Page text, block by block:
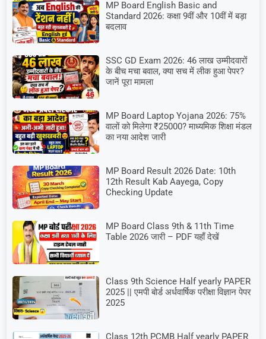
MP Board English Basic and
Standard 2026: कक्षा 9वीं और 10वीं में बड़ा
बदलाव
SSC GD Exam 2026: 46 लाख उम्मीदवारों
के बीच मचा बवाल, क्या सच में लीक हुआ पेपर?
जानें पूरा मामला
MP Board Laptop Yojana 2026: 75%
वालों को मिलेगा ₹25000? माध्यमिक शिक्षा मंडल
का नया आदेश जारी
MP Board Result 2026 Date: 10th
12th Result Kab Aayega, Copy
Checking Update
MP Board Class 9th & 11th Time
Table 2026 जारी – PDF यहाँ देखें
Class 9th Science Half yearly PAPER
2025 || एमपी बोर्ड अर्धवार्षिक परीक्षा विज्ञान पेपर
2025